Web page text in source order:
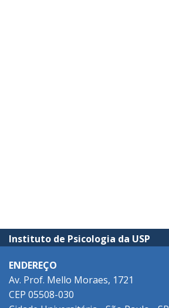
Instituto de Psicologia da USP
ENDEREÇO
Av. Prof. Mello Moraes, 1721
CEP 05508-030